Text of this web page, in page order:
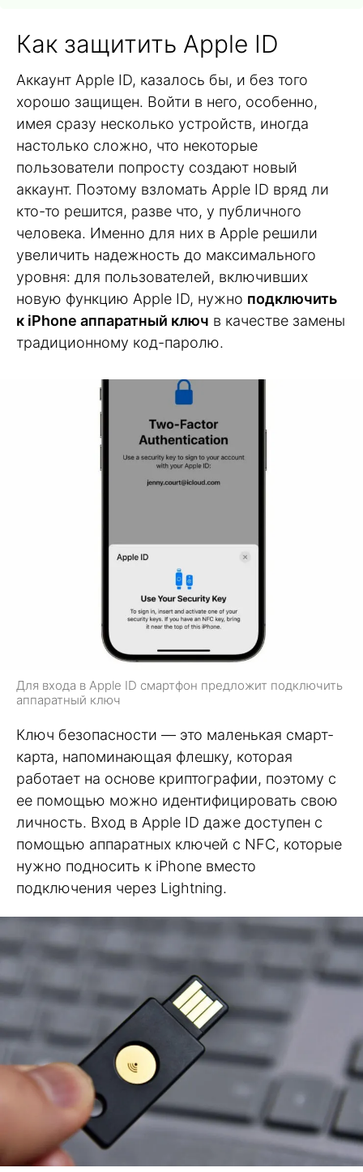
Как защитить Apple ID
Аккаунт Apple ID, казалось бы, и без того
хорошо защищен. Войти в него, особенно,
имея сразу несколько устройств, иногда
настолько сложно, что некоторые
пользователи попросту создают новый
аккаунт. Поэтому взломать Apple ID вряд ли
кто-то решится, разве что, у публичного
человека. Именно для них в Apple решили
увеличить надежность до максимального
уровня: для пользователей, включивших
новую функцию Apple ID, нужно подключить
к iPhone аппаратный ключ в качестве замены
традиционному код-паролю.
Для входа в Apple ID смартфон предложит подключить
аппаратный ключ
Ключ безопасности — это маленькая смарт-
карта, напоминающая флешку, которая
работает на основе криптографии, поэтому с
ее помощью можно идентифицировать свою
личность. Вход в Apple ID даже доступен с
помощью аппаратных ключей с NFC, которые
нужно подносить к iPhone вместо
подключения через Lightning.